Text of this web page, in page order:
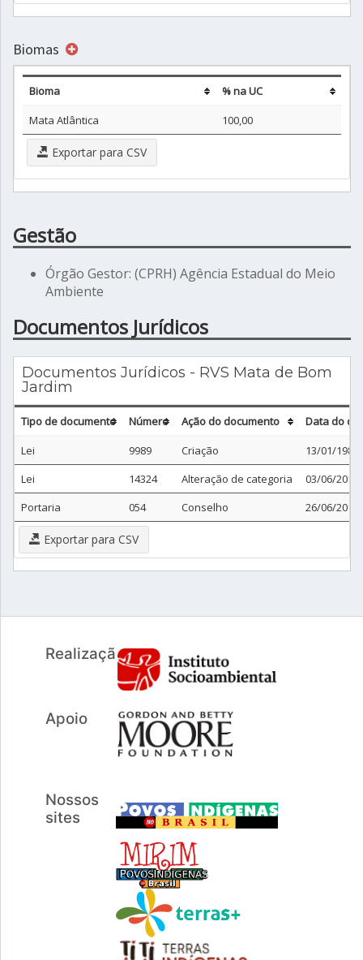
Biomas
Bioma
% na UC
Mata Atlântica
100,00
Exportar para CSV
Gestão
Órgão Gestor: (CPRH) Agência Estadual do Meio
Ambiente
Documentos Jurídicos
Documentos Jurídicos - RVS Mata de Bom
Jardim
Tipo de documento Número Ação do documento
Data do
Lei
9989 Criação
13/01/1987
Lei
14324 Alteração de categoria
03/06/2011
Portaria
054 Conselho 26/06/2012
Exportar para CSV